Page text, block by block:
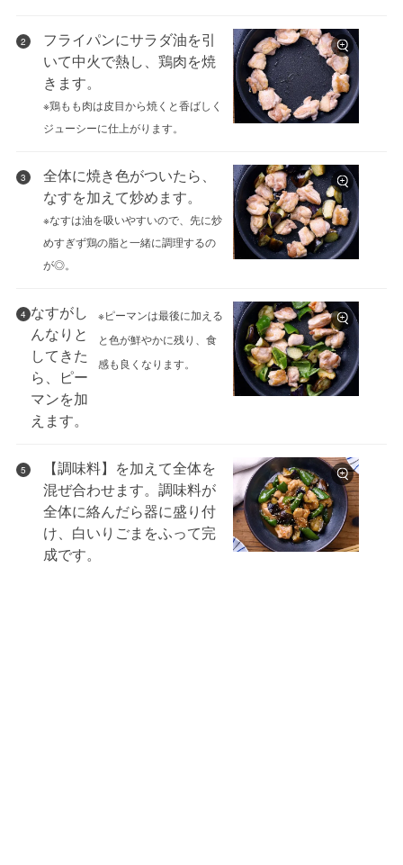
2
フライパンにサラダ油を引
いて中火で熱し、鶏肉を焼
きます。
※鶏もも肉は皮目から焼くと香ばしく
ジューシーに仕上がります。
3
全体に焼き色がついたら、
なすを加えて炒めます。
※なすは油を吸いやすいので、先に炒
めすぎず鶏の脂と一緒に調理するの
が◎。
4 なすがし
んなりと
してきた
ら、ピー
マンを加
えます。
※ピーマンは最後に加える
と色が鮮やかに残り、食
感も良くなります。
5
【調味料】を加えて全体を
混ぜ合わせます。調味料が
全体に絡んだら器に盛り付
け、白いりごまをふって完
成です。